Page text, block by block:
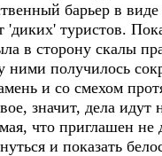
барьер в
'диких' туристов.
в сторону скалы
получилось
и со смехом
значит, дела идут
что приглашен не
и показать